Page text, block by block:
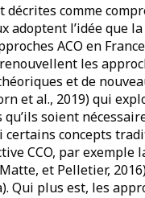
comme
adoptent l’idée que
ACO en
les
et de
et al., 2019) qui
soient
concepts
CCO, par exemple
et Pelletier, 2016)
Qui plus est, les